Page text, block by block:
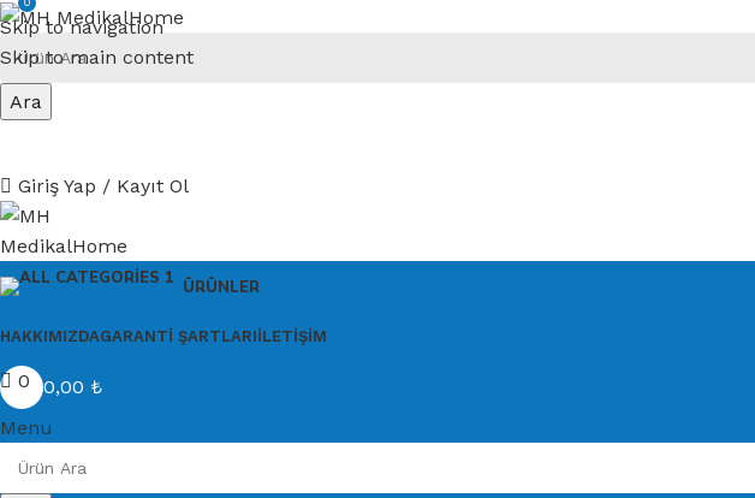
Skip to navigation
Skip to main content
Ara
Giriş Yap / Kayıt Ol
ÜRÜNLER
HAKKIMIZDAGARANTI ŞARTLARIİLETIŞIM
0 0,00 ₺
Menu
0